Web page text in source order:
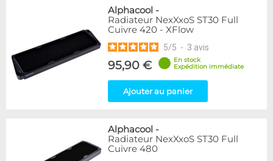
Alphacool -
Radiateur NexXxoS ST30 Full
Cuivre 420 - XFlow
5/5 - 3 avis
95,90 €
En stock
Expédition immédiate
Ajouter au panier
Alphacool -
Radiateur NexXxoS ST30 Full
Cuivre 480